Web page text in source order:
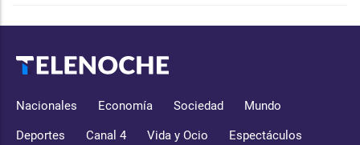
Nacionales Economía Sociedad Mundo
Deportes Canal 4 Vida y Ocio Espectáculos